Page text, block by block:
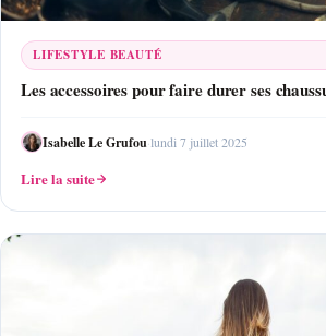
LIFESTYLE BEAUTÉ
Les accessoires pour faire durer ses
Isabelle Le Grufou·lundi 7 juillet 2025
Lire la suite